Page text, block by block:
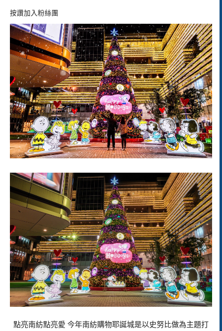
按讚加入粉絲團
點亮南紡點亮愛 今年南紡購物耶誕城是以史努比做為主題打